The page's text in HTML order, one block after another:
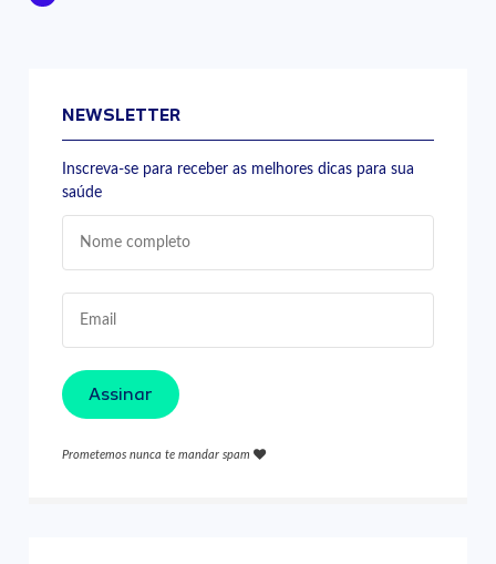
NEWSLETTER
Inscreva-se para receber as melhores dicas para sua
saúde
Assinar
Prometemos nunca te mandar spam